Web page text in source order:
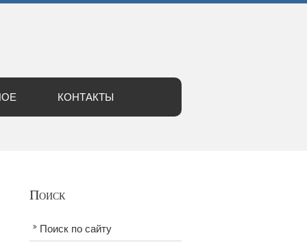
КОНТАКТЫ
Поиск
Поиск по сайту